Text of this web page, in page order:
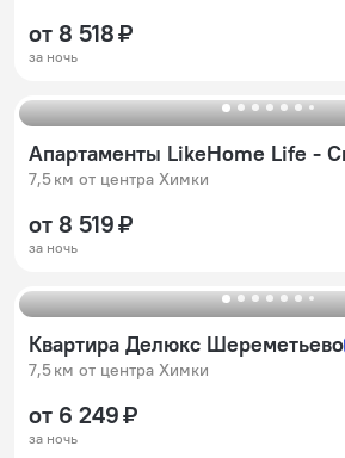
от 8 518 ₽
за ночь
7,5 км от центра Химки
от 8 519 ₽
за ночь
Квартира Делюкс Шереметьево
7,5 км от центра Химки
от 6 249 ₽
за ночь